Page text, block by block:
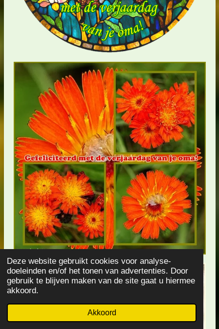
Deze website gebruikt cookies voor analyse-
doeleinden en/of het tonen van advertenties. Door
gebruik te blijven maken van de site gaat u hiermee
akkoord.
Akkoord